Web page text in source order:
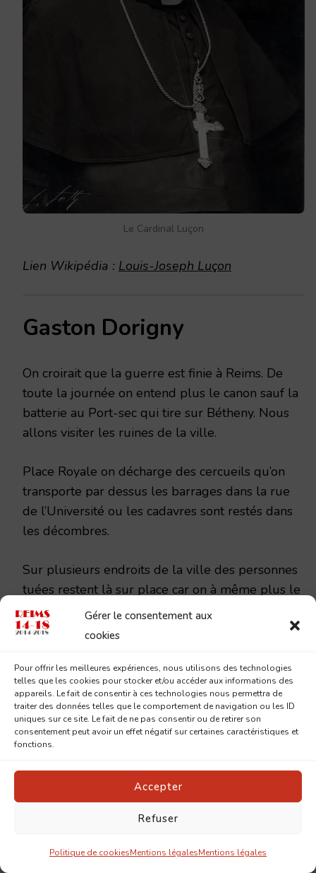
Gérer le consentement aux
cookies
Pour offrir les meilleures expériences, nous utilisons des technologies
telles que les cookies pour stocker et/ou accéder aux informations des
appareils. Le fait de consentir à ces technologies nous permettra de
traiter des données telles que le comportement de navigation ou les ID
uniques sur ce site. Le fait de ne pas consentir ou de retirer son
consentement peut avoir un effet négatif sur certaines caractéristiques et
fonctions.
Accepter
Refuser
Politique de cookiesMentions légalesMentions légales
Le Cardinal Luçon
Lien Wikipédia : Louis-Joseph Luçon
Gaston Dorigny
On croirait que la guerre est finie à Reims. De
toute la journée on entend plus le canon sauf la
batterie au Port-sec qui tire sur Bétheny. Nous
allons visiter les ruines de la ville.
Place Royale on décharge des cercueils qu’on
transporte par dessus les barrages dans la rue
de l’Université ou les cadavres sont restés dans
les décombres.
Sur plusieurs endroits de la ville des personnes
tuées restent là sur place car on à même plus le
temps de les enterrer. On croit que les
allemands sont repoussés lorsqu’ à neuf heures
Royale. Désillusion les allemands sont encore là !
Gaston Dorigny
Victimes civiles de bombardement ce jour à
NOËL Julie Alphonsine – 10 ans